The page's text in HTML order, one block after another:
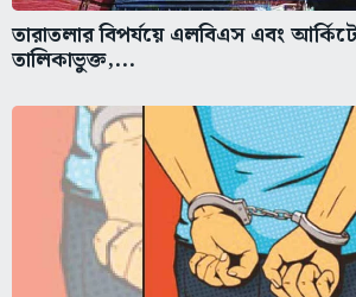
তারাতলার বিপর্যয়ে এলবিএস এবং
তালিকাভুক্ত,...